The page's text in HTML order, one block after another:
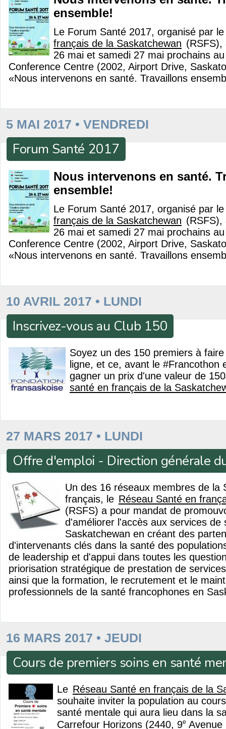
ensemble!
Le Forum Santé 2017, organisé par
français de la Saskatchewan (RSFS),
26 mai et samedi 27 mai prochains
Conference Centre (2002, Airport Drive,
«Nous intervenons en santé. Travaillons
5 MAI 2017 • VENDREDI
Forum Santé 2017
Nous intervenons en santé.
ensemble!
Le Forum Santé 2017, organisé par
français de la Saskatchewan (RSFS),
26 mai et samedi 27 mai prochains
Conference Centre (2002, Airport Drive,
«Nous intervenons en santé. Travaillons
10 AVRIL 2017 • LUNDI
Inscrivez-vous au Club 150
Soyez un des 150 premiers à
ligne, et ce, avant le #Francothon
gagner un prix d'une valeur de
santé en français de la
27 MARS 2017 • LUNDI
Offre d'emploi - Direction générale
Un des 16 réseaux membres de la
français, le Réseau Santé en
(RSFS) a pour mandat de
d'améliorer l'accès aux services de
Saskatchewan en créant des
d'intervenants clés dans la santé des
de leadership et d'appui dans toutes les
priorisation stratégique de prestation de
ainsi que la formation, le recrutement et le
professionnels de la santé francophones en
16 MARS 2017 • JEUDI
Cours de premiers soins en santé
Le Réseau Santé en français de la
souhaite inviter la population au
santé mentale qui aura lieu dans la
Carrefour Horizons (2440, 9e Avenue